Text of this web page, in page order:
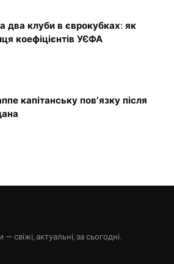
два клуби в єврокубках: як
коефіцієнтів УЄФА
капітанську пов’язку після
свіжі, актуальні, за сьогодні.